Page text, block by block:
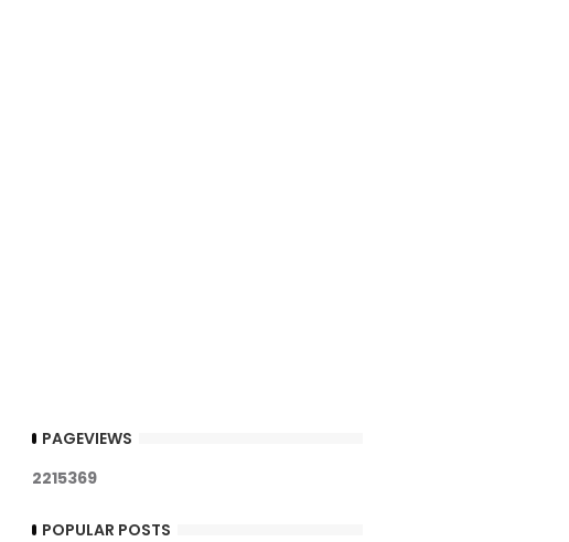
PAGEVIEWS
2215369
POPULAR POSTS